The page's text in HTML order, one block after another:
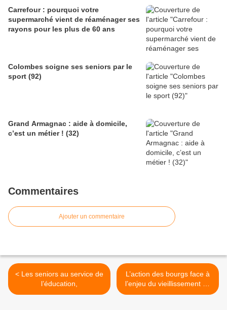
Carrefour : pourquoi votre
supermarché vient de réaménager ses
rayons pour les plus de 60 ans
Colombes soigne ses seniors par le
sport (92)
Grand Armagnac : aide à domicile,
c’est un métier ! (32)
Commentaires
Ajouter un commentaire
< Les seniors au service de
l’éducation,
L’action des bourgs face à
l’enjeu du vieillissement de
la population >